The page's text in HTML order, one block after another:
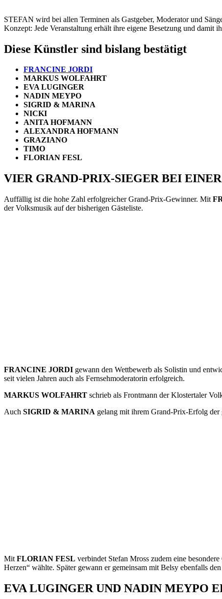
STEFAN wird bei allen Terminen als Gastgeber, Moderator und
Konzept: Jede Veranstaltung erhält ihre eigene Besetzung und damit
Diese Künstler sind bislang bestätigt
FRANCINE JORDI
MARKUS WOLFAHRT
EVA LUGINGER
NADIN MEYPO
SIGRID & MARINA
NICKI
ANITA HOFMANN
ALEXANDRA HOFMANN
GRAZIANO
TIMO
FLORIAN FESL
VIER GRAND-PRIX-SIEGER BEI
Auffällig ist die hohe Zahl erfolgreicher Grand-Prix-Gewinner. Mit
der Volksmusik auf der bisherigen Gästeliste.
FRANCINE JORDI gewann den Wettbewerb als Solistin und
seit vielen Jahren auch als Fernsehmoderatorin erfolgreich.
MARKUS WOLFAHRT schrieb als Frontmann der Klostertaler
Auch SIGRID & MARINA gelang mit ihrem Grand-Prix-Erfolg der
Mit FLORIAN FESL verbindet Stefan Mross zudem eine
Herzen“ wählte. Später gewann er gemeinsam mit Belsy ebenfalls
EVA LUGINGER UND NADIN MEYPO